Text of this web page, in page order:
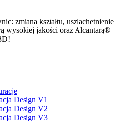
zmiana kształtu, uszlachetnienie
wysokiej jakości oraz Alcantarą®
Design V1
Design V2
Design V3